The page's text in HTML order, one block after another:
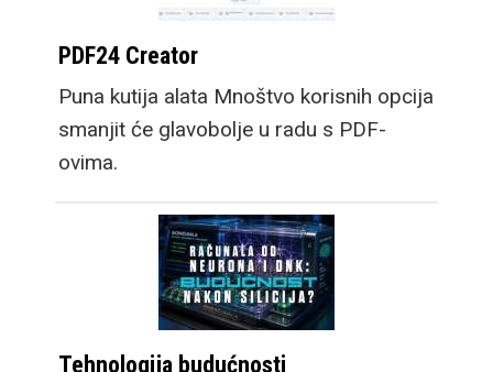
PDF24 Creator
Puna kutija alata Mnoštvo korisnih opcija
smanjit će glavobolje u radu s PDF-
ovima.
Tehnologija budućnosti